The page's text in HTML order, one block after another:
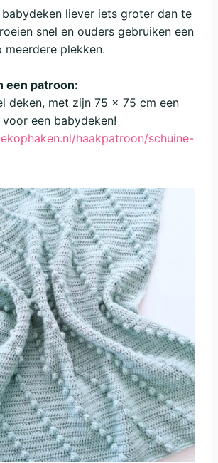
babydeken liever iets groter dan te
snel en ouders gebruiken een
meerdere plekken.
een patroon:
deken, met zijn 75 x 75 cm een
een babydeken!
haakpatroon/schuine-